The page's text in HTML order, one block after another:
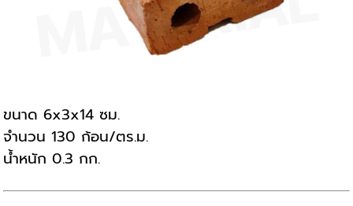
ขนาด 6x3x14 ซม.
จำนวน 130 ก้อน/ตร.ม.
น้ำหนัก 0.3 กก.